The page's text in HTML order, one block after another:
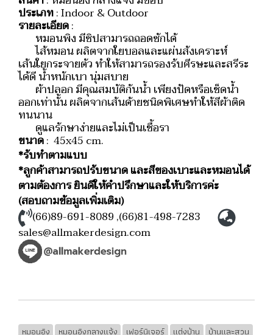
ประเภท: Indoor & Outdoor
รายละเอียด:
หมอนพิง มีซิปสามารถถอดซักได้
ไส้หมอน ผลิตจากใยบอลและแผ่นสังเคราะห์
เส้นใยกระจายตัว ทำให้สามารถรองรับศีรษะและสรีระ
ได้ดี น้ำหนักเบา นุ่มสบาย
ผ้าปลอก มีคุณสมบัติกันน้ำ เพียงปัดหรือเช็ดน้ำ
ออกเท่านั้น ผลิตจากเส้นด้ายชนิดพิเศษทำให้สีผ้าติด
ทนนาน
ดูแลรักษาง่ายและไม่เป็นเชื้อรา
ขนาด: 45x45 cm.
*รับทำตามแบบ
*ลูกค้าสามารถปรับขนาด และสีของเบาะและหมอนได้
ตามต้องการ ยินดีให้คำปรึกษาและให้บริการค่ะ
(สอบถามข้อมูลเพิ่มเติม)
(66)89-691-8089 ,(66)81-498-7283
sales@allmakerdesign.com
หมอนอิง หมอนอิงกลางแจ้ง เฟอร์นิเจอร์ แต่งบ้าน
บ้านและสวน